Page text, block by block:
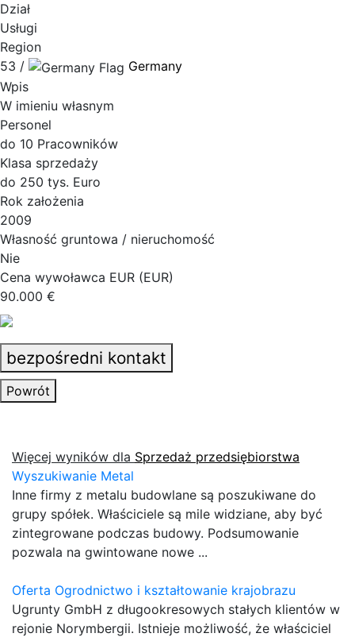
Dział
Usługi
Region
53 /
Germany
Wpis
W imieniu własnym
Personel
do 10 Pracowników
Klasa sprzedaży
do 250 tys. Euro
Rok założenia
2009
Własność gruntowa / nieruchomość
Nie
Cena wywoławca EUR (EUR)
90.000 €
bezpośredni kontakt
Powrót
Więcej wyników dla Sprzedaż przedsiębiorstwa
Wyszukiwanie Metal
Inne firmy z metalu budowlane są poszukiwane do
grupy spółek. Właściciele są mile widziane, aby być
zintegrowane podczas budowy. Podsumowanie
pozwala na gwintowane nowe ...
Oferta Ogrodnictwo i kształtowanie krajobrazu
Ugrunty GmbH z długookresowych stałych klientów w
rejonie Norymbergii. Istnieje możliwość, że właściciel